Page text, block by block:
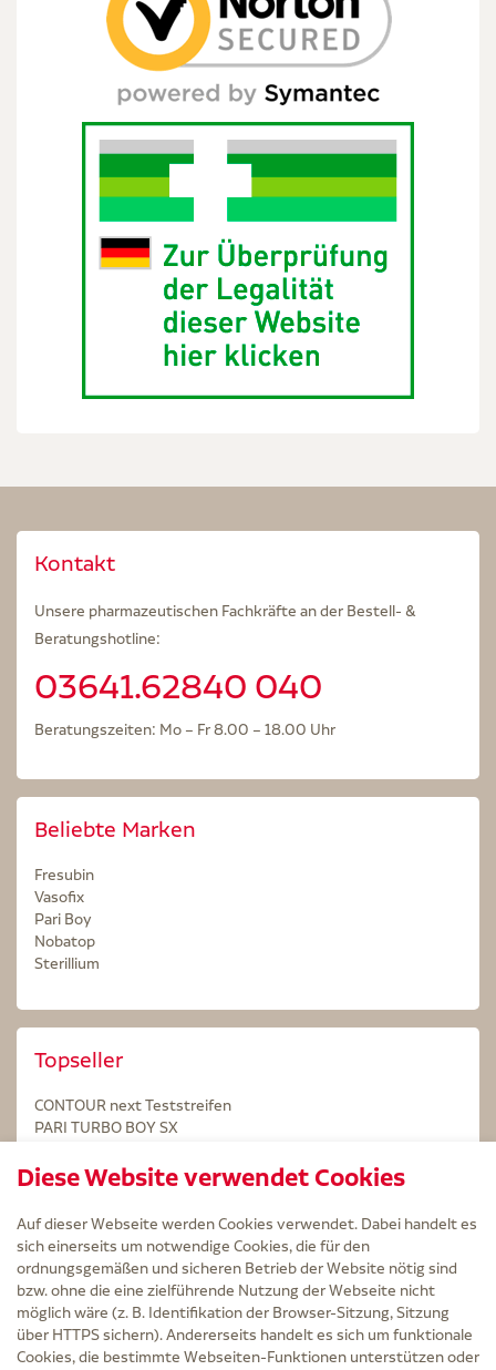
Kontakt
Unsere pharmazeutischen Fachkräfte an der Bestell- &
Beratungshotline:
03641.62840 040
Beratungszeiten: Mo – Fr 8.00 – 18.00 Uhr
Beliebte Marken
Fresubin
Vasofix
Pari Boy
Nobatop
Sterillium
Topseller
CONTOUR next Teststreifen
PARI TURBO BOY SX
Kintex Kinesiologie Tape blau
Service
Versand und Lieferzeit
Kontakt
FAQ
Diese Website verwendet Cookies
Auf dieser Webseite werden Cookies verwendet. Dabei handelt es
sich einerseits um notwendige Cookies, die für den
ordnungsgemäßen und sicheren Betrieb der Website nötig sind
bzw. ohne die eine zielführende Nutzung der Webseite nicht
möglich wäre (z. B. Identifikation der Browser-Sitzung, Sitzung
über HTTPS sichern). Andererseits handelt es sich um funktionale
Cookies, die bestimmte Webseiten-Funktionen unterstützen oder